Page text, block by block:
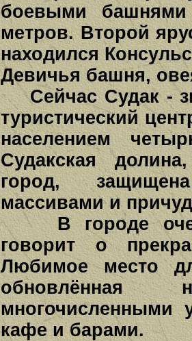
боевыми башнями
метров. Второй
находился
Девичья башня,
Сейчас Судак -
туристический
населением
Судакская
город,
массивами и
В городе
говорит о
Любимое место
многочисленными
кафе и барами.